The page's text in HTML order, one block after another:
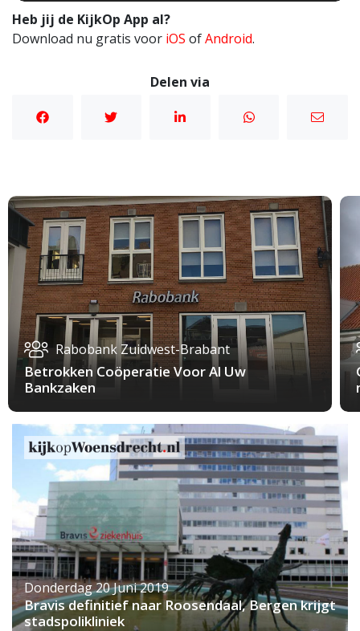
Heb jij de KijkOp App al?
Download nu gratis voor iOS ofAndroid.
Delen via
Rabobank Zuidwest-Brabant
Betrokken Coöperatie Voor Al Uw
Bankzaken
Donderdag 20 Juni 2019
Bravis definitief naar Roosendaal, Bergen krijgt
stadspolikliniek